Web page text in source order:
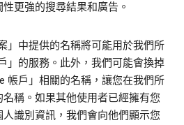
更強的搜尋結果和廣告。
」中提供的名稱將可能用於我們所
」的服務。此外，我們可能會換掉
帳戶」相關的名稱，讓您在我們所
稱。如果其他使用者已經擁有您
識別資訊，我們會向他們顯示您